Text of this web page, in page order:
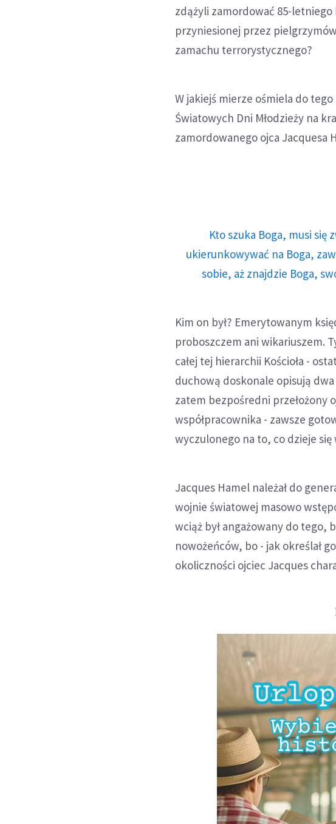
zdążyli zamordować 85-letniego
przyniesionej przez
zamachu terrorystycznego?
W jakiejś mierze ośmiela do
Światowych Dni Młodzieży na
zamordowanego ojca Jacquesa
Kto szuka Boga, musi się
ukierunkowywać na Boga,
sobie, aż znajdzie Boga,
Kim on był? Emerytowanym
proboszczem ani wikariuszem.
całej tej hierarchii Kościoła -
duchową doskonale opisują
zatem bezpośredni przełożony
współpracownika - zawsze
wyczulonego na to, co dzieje się
Jacques Hamel należał do
wojnie światowej masowo
wciąż był angażowany do tego,
nowożeńców, bo - jak określał
okoliczności ojciec Jacques